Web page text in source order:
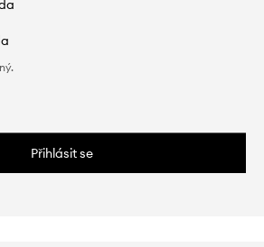
Přihlásit se